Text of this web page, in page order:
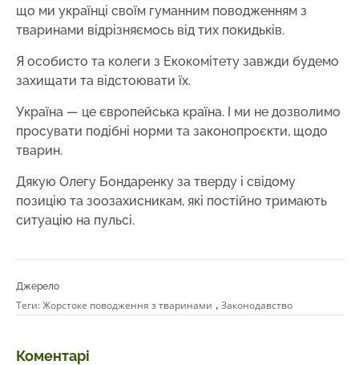
що ми українці своїм гуманним поводженням з
тваринами відрізняємось від тих покидьків.
Я особисто та колеги з Екокомітету завжди будемо
захищати та відстоювати їх.
Україна — це європейська країна. І ми не дозволимо
просувати подібні норми та законопроєкти, щодо
тварин.
Дякую Олегу Бондаренку за тверду і свідому
позицію та зоозахисникам, які постійно тримають
ситуацію на пульсі.
Джерело
Теги:Жорстоке поводження з тваринами , Законодавство
Коментарі